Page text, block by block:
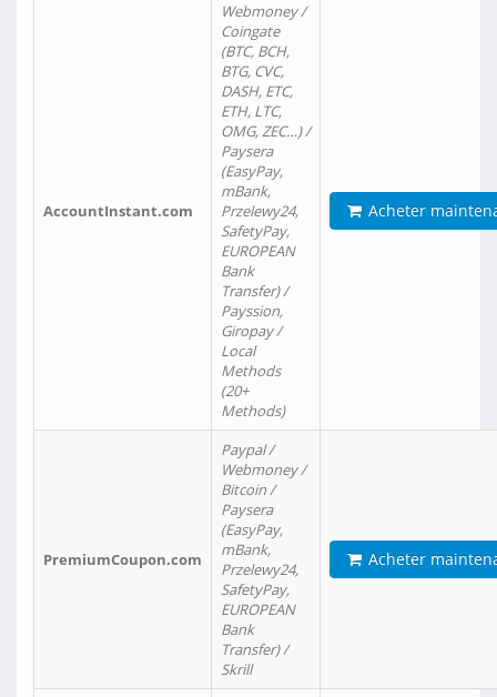
AccountInstant.com
Webmoney /
Coingate
(BTC, BCH,
BTG, CVC,
DASH, ETC,
ETH, LTC,
OMG, ZEC…) /
Paysera
(EasyPay,
mBank,
Przelewy24,
SafetyPay,
EUROPEAN
Bank
Transfer) /
Payssion,
Giropay /
Local
Methods
(20+
Methods)
Acheter
PremiumCoupon.com
Paypal /
Webmoney /
Bitcoin /
Paysera
(EasyPay,
mBank,
Przelewy24,
SafetyPay,
EUROPEAN
Bank
Transfer) /
Skrill
Acheter